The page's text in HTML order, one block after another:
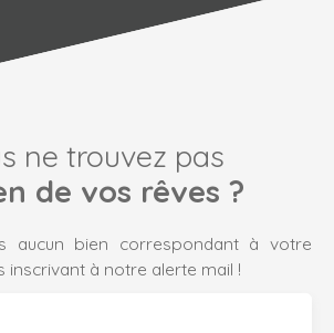
ne trouvez pas
de vos rêves ?
aucun bien correspondant à votre
inscrivant à notre alerte mail !